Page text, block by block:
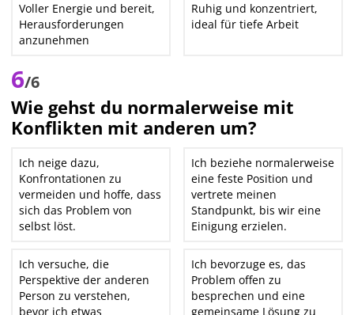
Voller Energie und bereit,
Herausforderungen
anzunehmen
Ruhig und konzentriert,
ideal für tiefe Arbeit
6/6
Wie gehst du normalerweise mit
Konflikten mit anderen um?
Ich neige dazu,
Konfrontationen zu
vermeiden und hoffe, dass
sich das Problem von
selbst löst.
Ich beziehe normalerweise
eine feste Position und
vertrete meinen
Standpunkt, bis wir eine
Einigung erzielen.
Ich versuche, die
Perspektive der anderen
Person zu verstehen,
bevor ich etwas
Ich bevorzuge es, das
Problem offen zu
besprechen und eine
gemeinsame Lösung zu